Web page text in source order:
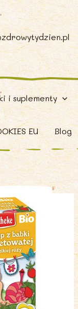
i suplementy
EU Blog